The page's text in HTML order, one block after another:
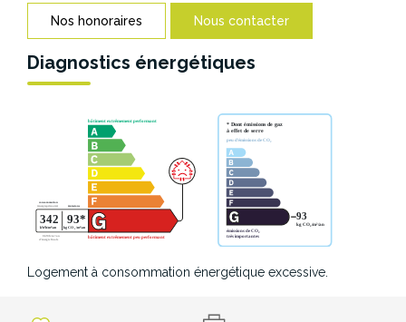
Nos honoraires Nous contacter
Diagnostics énergétiques
Logement à consommation énergétique excessive.